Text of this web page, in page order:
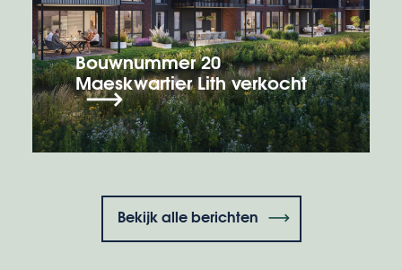
Bouwnummer 20
Maeskwartier Lith verkocht
Bekijk alle berichten